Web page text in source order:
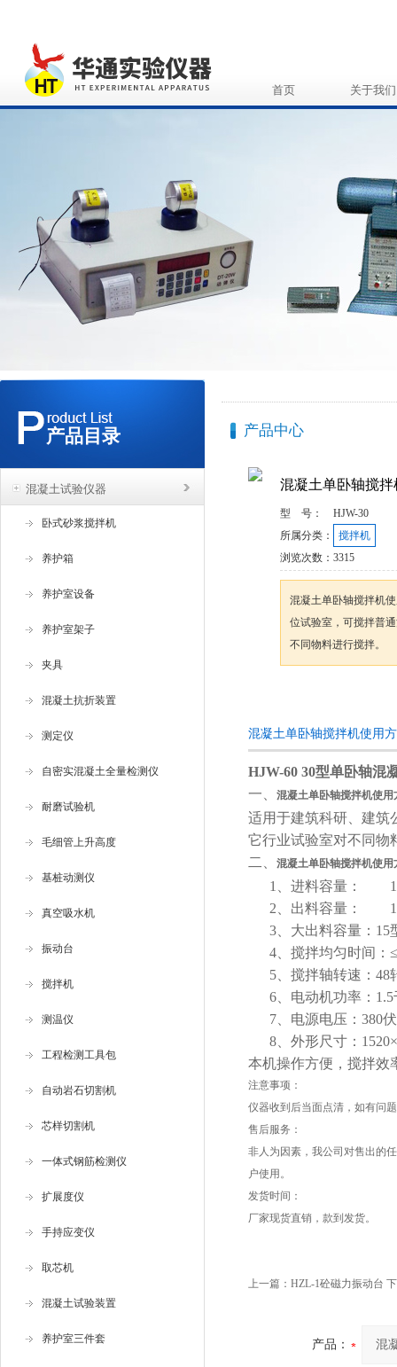
首页 关于我们
产品目录
混凝土试验仪器
卧式砂浆搅拌机
养护箱
养护室设备
养护室架子
夹具
混凝土抗折装置
测定仪
自密实混凝土全量检测仪
耐磨试验机
毛细管上升高度
基桩动测仪
真空吸水机
振动台
搅拌机
测温仪
工程检测工具包
自动岩石切割机
芯样切割机
一体式钢筋检测仪
扩展度仪
手持应变仪
取芯机
混凝土试验装置
养护室三件套
产品中心
混凝土单卧轴搅
型 号：
HJW-30
所属分类：
搅拌机
浏览次数： 3315
混凝土单卧轴搅拌机
位试验室，可搅拌普
不同物料进行搅拌。
混凝土单卧轴搅拌机使用
HJW-60 30型单卧轴混
一、
混凝土单卧轴搅拌机使用
适用于建筑科研、建筑
它行业试验室对不同物
二、
混凝土单卧轴搅拌机使用
1、进料容量： 15
2、出料容量： 15
3、大出料容量：15
4、搅拌均匀时间：
5、搅拌轴转速：48
6、电动机功率：1.5
7、电源电压：380伏
8、外形尺寸：1520×
本机操作方便，搅拌效
注意事项：
仪器收到后当面点清，如有问
售后服务：
非人为因素，我公司对售出的
户使用。
发货时间：
厂家现货直销，款到发货。
上一篇： HZL-1砼磁力振动台
产品：